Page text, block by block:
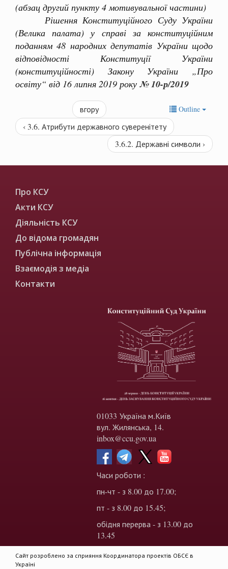
(абзац другий пункту 4 мотивувальної частини)
Рішення Конституційного Суду України
(Велика палата) у справі за конституційним
поданням 48 народних депутатів України щодо
відповідності Конституції України
(конституційності) Закону України „Про
освіту“ від 16 липня 2019 року № 10-р/2019
Outline
‹ 3.6. Атрибути державного суверенітету
вгору
3.6.2. Державні символи ›
Про КСУ
Акти КСУ
Діяльність КСУ
До відома громадян
Публічна інформація
Взаємодія з медіа
Контакти
01033 Україна м.Київ
вул. Жилянська, 14.
inbox@ccu.gov.ua
Часи роботи :
пн-чт - з 8.00 до 17.00;
пт - з 8.00 до 15.45;
обідня перерва - з 13.00 до
13.45
Сайт розроблено за сприяння Координатора проектів ОБСЄ в
Україні